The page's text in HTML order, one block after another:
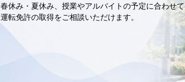
春休み・夏休み、授業やアルバイトの予定に合わせて
運転免許の取得をご相談いただけます。